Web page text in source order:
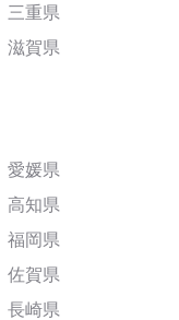
三重県
滋賀県
愛媛県
高知県
福岡県
佐賀県
長崎県